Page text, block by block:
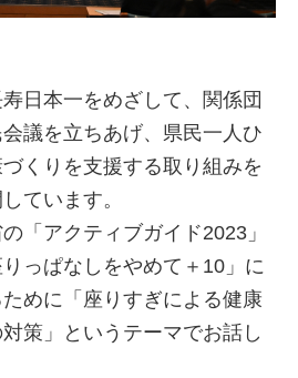
日本一をめざして、関係団
議を立ちあげ、県民一人ひ
くりを支援する取り組みを
ています。
「アクティブガイド2023」
っぱなしをやめて＋10」に
めに「座りすぎによる健康
策」というテーマでお話し